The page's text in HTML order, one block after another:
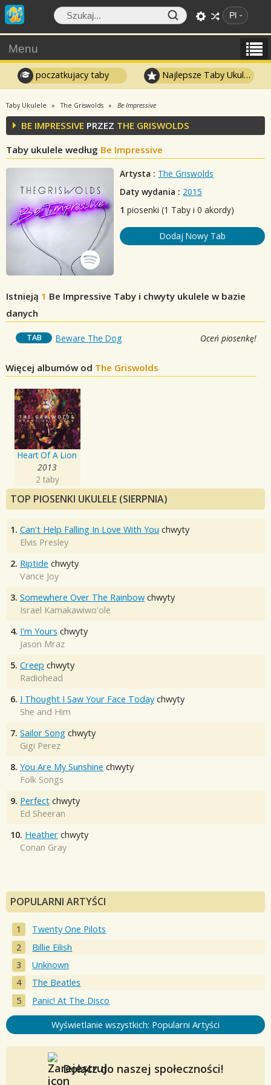
Pl
Menu
poczatkujacy taby Najlepsze Taby Ukulele
Taby Ukulele The Griswolds Be Impressive
BE IMPRESSIVE PRZEZ THE GRISWOLDS
Taby ukulele według Be Impressive
Artysta : The Griswolds
Daty wydania : 2015
1 piosenki (1 Taby i 0 akordy)
Dodaj Nowy Tab
Istnieją 1 Be Impressive Taby i chwyty ukulele w bazie
danych
TAB Beware The Dog Oceń piosenkę!
Więcej albumów od The Griswolds
Heart Of A Lion
2013
2 taby
TOP PIOSENKI UKULELE (SIERPNIA)
1. Can't Help Falling In Love With You chwyty
Elvis Presley
2. Riptide chwyty
Vance Joy
3. Somewhere Over The Rainbow chwyty
Israel Kamakawiwo'ole
4. I'm Yours chwyty
Jason Mraz
5. Creep chwyty
Radiohead
6. I Thought I Saw Your Face Today chwyty
She and Him
7. Sailor Song chwyty
Gigi Perez
8. You Are My Sunshine chwyty
Folk Songs
9. Perfect chwyty
Ed Sheeran
10. Heather chwyty
Conan Gray
POPULARNI ARTYŚCI
Twenty One Pilots
Billie Eilish
Unknown
The Beatles
Panic! At The Disco
Wyświetlanie wszystkich: Popularni Artyści
Dołącz do naszej społeczności!